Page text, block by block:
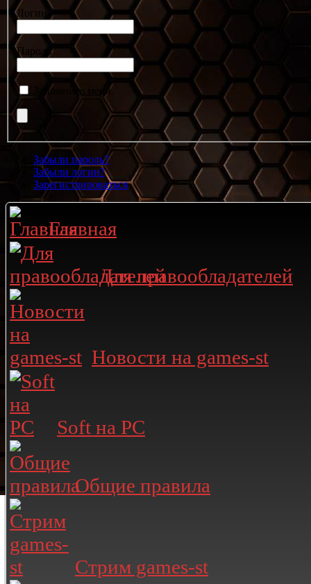
Логин
Пароль
Запомнить меня
Забыли пароль?
Забыли логин?
Зарегистрироваться
Главная
Для правообладателей
Новости на games-st
Soft на PC
Общие правила
Стрим games-st